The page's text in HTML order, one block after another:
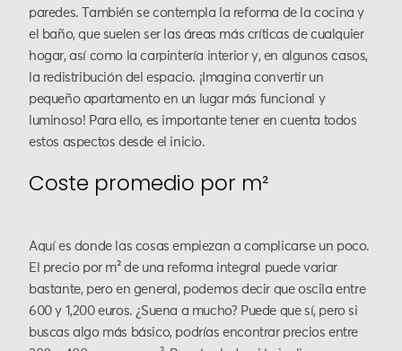
paredes. También se contempla la reforma de la cocina y
el baño, que suelen ser las áreas más críticas de cualquier
hogar, así como la carpintería interior y, en algunos casos,
la redistribución del espacio. ¡Imagina convertir un
pequeño apartamento en un lugar más funcional y
luminoso! Para ello, es importante tener en cuenta todos
estos aspectos desde el inicio.
Coste promedio por m²
Aquí es donde las cosas empiezan a complicarse un poco.
El precio por m² de una reforma integral puede variar
bastante, pero en general, podemos decir que oscila entre
600 y 1,200 euros. ¿Suena a mucho? Puede que sí, pero si
buscas algo más básico, podrías encontrar precios entre